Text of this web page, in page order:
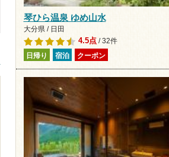
琴ひら温泉 ゆめ山水
大分県 / 日田
4.5点/ 32件
日帰り 宿泊 クーポン